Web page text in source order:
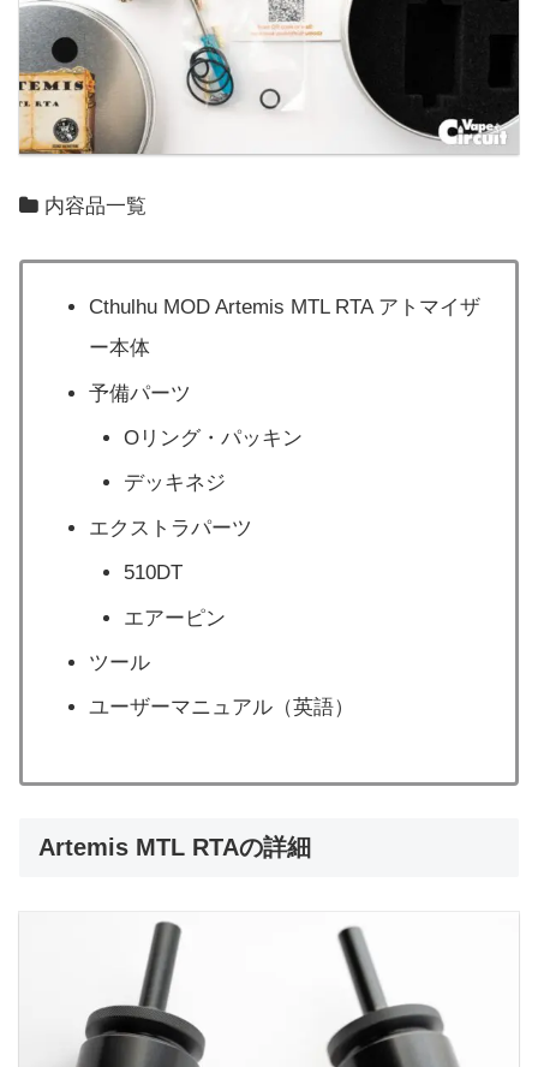
内容品一覧
Cthulhu MOD Artemis MTL RTA アトマイザ
ー本体
予備パーツ
Oリング・パッキン
デッキネジ
エクストラパーツ
510DT
エアーピン
ツール
ユーザーマニュアル（英語）
Artemis MTL RTAの詳細